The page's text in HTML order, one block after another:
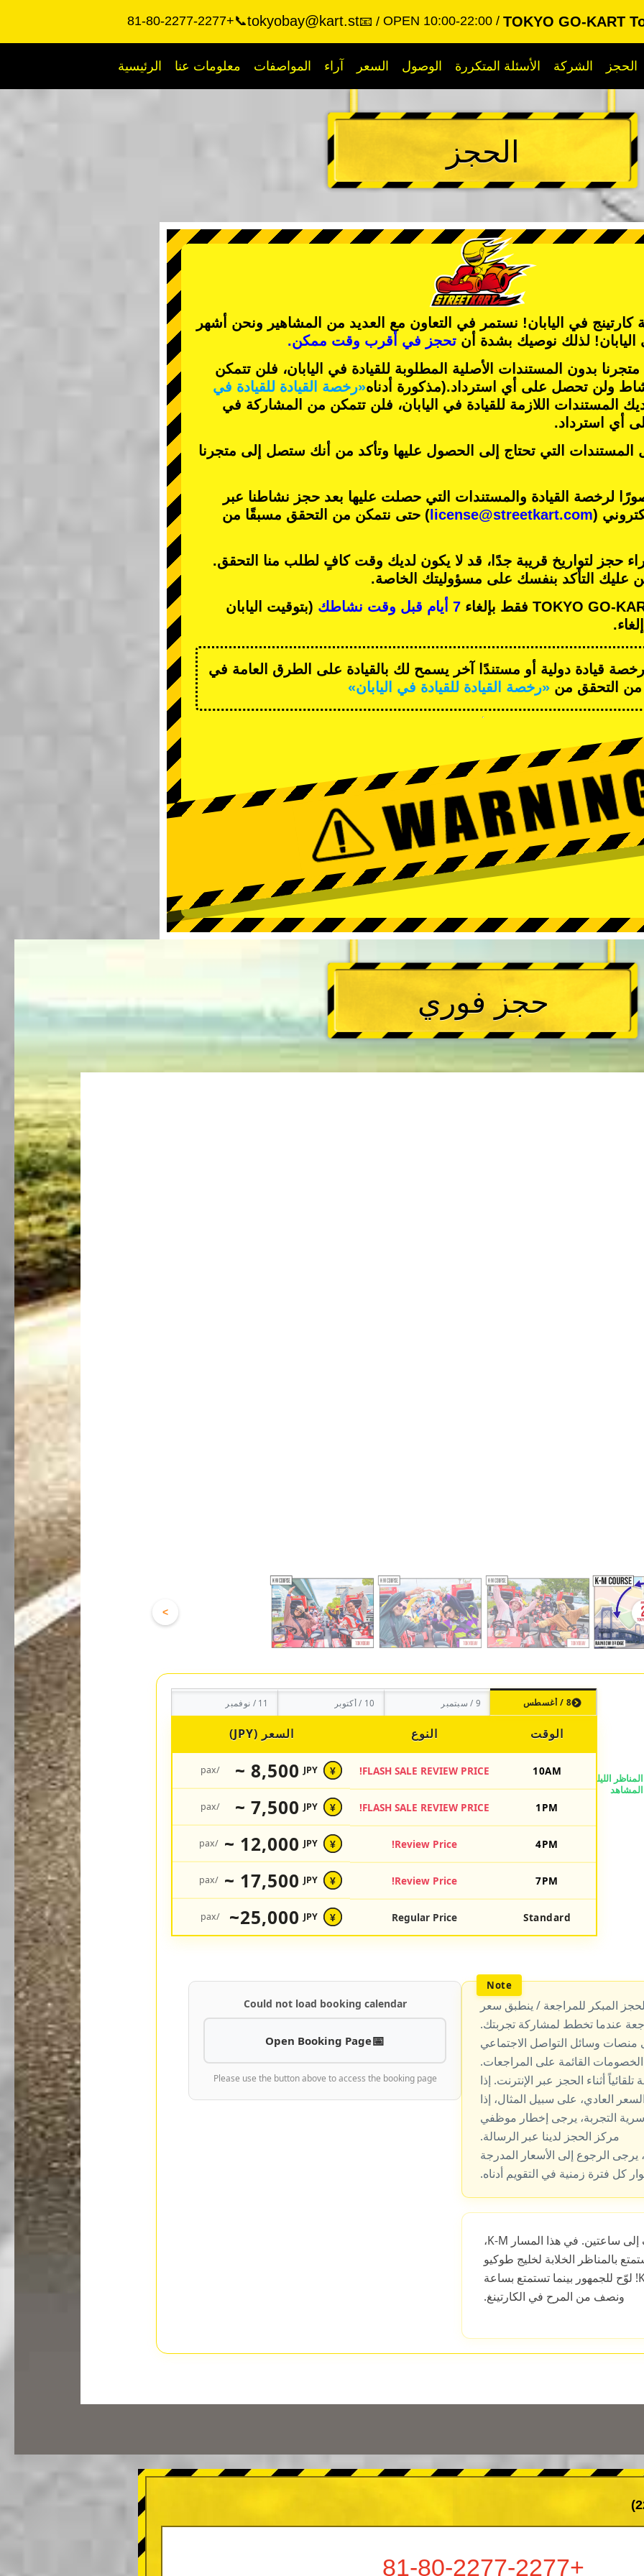
TOKYO GO-KART
📞+81-80-2277-2277 📧
tokyobay@kart.st OPEN 10:00-22:00
الرئيسية معلومات عنا المواصفات آراء السعر الوصول الأسئلة المتكررة الشركة الحجز
الحجز
كارتينج في اليابان! نستمر في التعاون مع العديد من المشاهير ونحن
أشهر
لذلك نوصيك بشدة أن تحجز في أقرب وقت ممكن.
بدون المستندات الأصلية المطلوبة للقيادة في اليابان، فلن تتمكن
ولن تحصل على أي استرداد.(مذكورة أدناه«رخصة القيادة للقيادة في
المستندات اللازمة للقيادة في اليابان، فلن تتمكن من المشاركة في
أي استرداد.
المستندات التي تحتاج إلى الحصول عليها وتأكد من أنك ستصل إلى متجرنا
لرخصة القيادة والمستندات التي حصلت عليها بعد حجز نشاطنا عبر
(
license@streetkart.com ) حتى نتمكن من التحقق مسبقًا من
حجز لتواريخ قريبة جدًا، قد لا يكون لديك وقت كافٍ لطلب منا التحقق.
عليك التأكد بنفسك على مسؤوليتك الخاصة.
7 أيام قبل وقت نشاطك
(بتوقيت اليابان
قيادة دولية أو مستندًا آخر يسمح لك بالقيادة على الطرق العامة في
من التحقق من «رخصة القيادة للقيادة في اليابان»
حجز فوري
>
8 / أغسطس 9 / سبتمبر 10 / أكتوبر 11 / نوفمبر
الوقت النوع السعر (JPY)
10AM
FLASH SALE REVIEW PRICE!
¥
JPY
8,500 ~
/pax
1PM
FLASH SALE REVIEW PRICE!
¥
JPY
7,500 ~
/pax
4PM
Review Price!
¥
JPY
12,000 ~
/pax
7PM
Review Price!
¥
JPY
17,500 ~
/pax
Standard
Regular Price
¥
JPY
25,000~
/pax
المبكر للمراجعة / ينطبق سعر
عندما تخطط لمشاركة تجربتك.
منصات وسائل التواصل الاجتماعي
القائمة على المراجعات.
أثناء الحجز عبر الإنترنت. إذا
العادي، على سبيل المثال، إذا
التجربة، يرجى إخطار موظفي
مركز الحجز لدينا عبر الرسالة.
الرجوع إلى الأسعار المدرجة
كل فترة زمنية في التقويم أدناه.
من حوالي ساعة ونصف إلى ساعتين. في هذا المسار K-M،
بالمناظر الخلابة لخليج طوكيو
أثناء مشاركتك في دورة K-M! لوّح للجمهور بينما تستمتع بساعة
ونصف من المرح في الكارتينغ.
Could not load booking calendar
Open Booking Page
Please use the button above to access the booking page
+81-80-2277-2277